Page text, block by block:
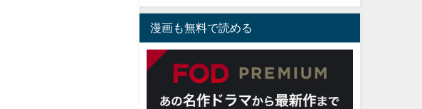
漫画も無料で読める